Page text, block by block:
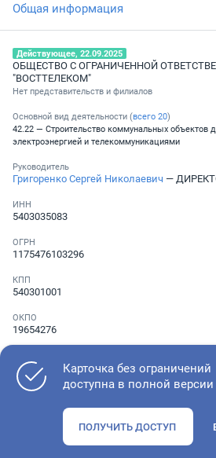
Общая информация
Действующее, 22.09.2025
ОБЩЕСТВО С ОГРАНИЧЕННОЙ
"ВОСТТЕЛЕКОМ"
Нет представительств и филиалов
Основной вид деятельности (всего 20)
42.22 — Строительство коммунальных объектов
электроэнергией и телекоммуникациями
Руководитель
Григоренко Сергей Николаевич —
ИНН
5403035083
ОГРН
1175476103296
КПП
540301001
ОКПО
19654276
░ ░░░ ░░░░░░░
Как оценить состояние компании
Карточка без ограничений
доступна в полной версии
ПОЛУЧИТЬ ДОСТУП